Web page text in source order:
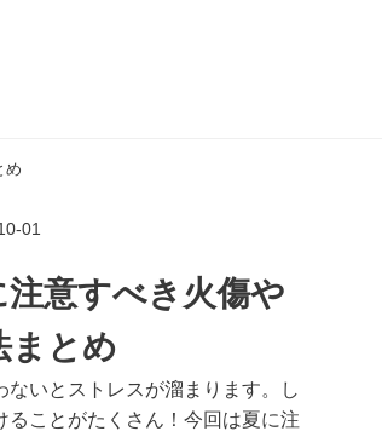
め
01
意すべき火傷や
まとめ
いとストレスが溜まります。し
ことがたくさん！今回は夏に注